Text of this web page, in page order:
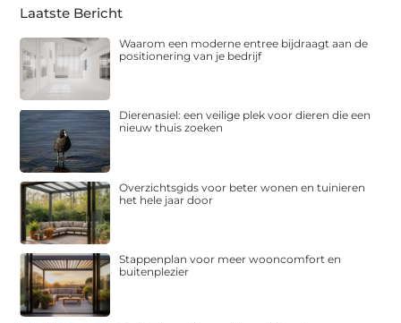
Laatste Bericht
Waarom een moderne entree bijdraagt aan de
positionering van je bedrijf
Dierenasiel: een veilige plek voor dieren die een
nieuw thuis zoeken
Overzichtsgids voor beter wonen en tuinieren
het hele jaar door
Stappenplan voor meer wooncomfort en
buitenplezier